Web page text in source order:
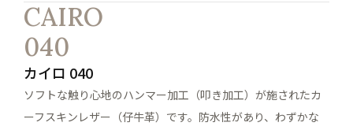
CAIRO
040
カイロ 040
ソフトな触り心地のハンマー加工（叩き加工）が施されたカ
ーフスキンレザー（仔牛革）です。防水性があり、わずかな